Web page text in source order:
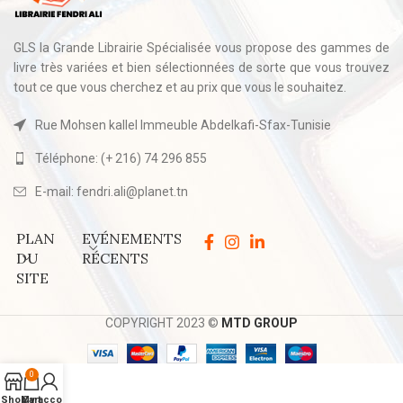
GLS la Grande Librairie Spécialisée vous propose des gammes de
livre très variées et bien sélectionnées de sorte que vous trouvez
tout ce que vous cherchez et au prix que vous le souhaitez.
Rue Mohsen kallel Immeuble Abdelkafi-Sfax-Tunisie
Téléphone: (+ 216) 74 296 855
E-mail: fendri.ali@planet.tn
PLAN
DU
SITE
EVÉNEMENTS
RÉCENTS
COPYRIGHT 2023 © MTD GROUP
Shop
0
Cart
My account